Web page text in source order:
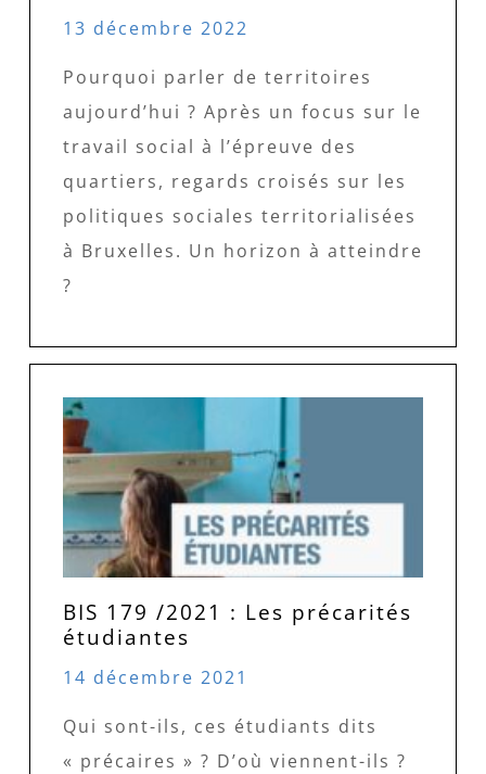
13 décembre 2022
Pourquoi parler de territoires
aujourd’hui ? Après un focus sur le
travail social à l’épreuve des
quartiers, regards croisés sur les
politiques sociales territorialisées
à Bruxelles. Un horizon à atteindre
?
BIS 179 /2021 : Les précarités
étudiantes
14 décembre 2021
Qui sont-ils, ces étudiants dits
« précaires » ? D’où viennent-ils ?